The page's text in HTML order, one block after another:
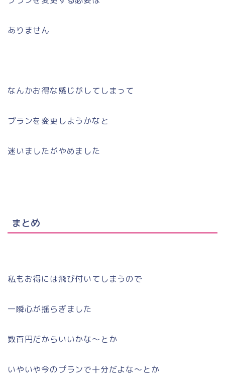
ありません
なんかお得な感じがしてしまって
プランを変更しようかなと
迷いましたがやめました
まとめ
私もお得には飛び付いてしまうので
一瞬心が揺らぎました
数百円だからいいかな～とか
いやいや今のプランで十分だよな～とか